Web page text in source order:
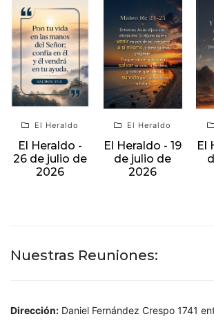
El Heraldo
El Heraldo -
26 de julio de
2026
El Heraldo
El Heraldo - 19
de julio de
2026
El
Nuestras Reuniones:
Dirección: Daniel Fernández Crespo 1741